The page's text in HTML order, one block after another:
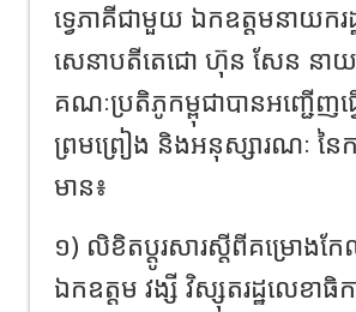
ទ្វេភាគីជាមួយ ឯកឧត្តមនាយក
សេនាបតីតេជោ ហ៊ុន សែន នាយក
គណៈប្រតិភូកម្ពុជាបានអញ្ជើញធ្
ព្រមព្រៀង និងអនុស្សារណៈ នៃ
មាន៖
១) លិខិតប្តូរសារស្តីពីគម្រោងក
ឯកឧត្តម វង្សី វិស្សុត​រដ្ឋលេខា